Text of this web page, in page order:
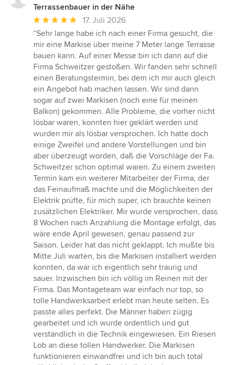
Terrassenbauer in der Nähe
Durchschnittliche
Bewertung:
5
von
5
Sternen
17. Juli 2026
“Sehr lange habe ich nach einer Firma gesucht, die
mir eine Markise über meine 7 Meter lange Terrasse
bauen kann. Auf einer Messe bin ich dann auf die
Firma Schweitzer gestoßen. Wir fanden sehr schnell
einen Beratungstermin, bei dem ich mir auch gleich
ein Angebot hab machen lassen. Wir sind dann
sogar auf zwei Markisen (noch eine für meinen
Balkon) gekommen. Alle Probleme, die vorher nicht
lösbar waren, konnten hier geklärt werden und
wurden mir als lösbar versprochen. Ich hatte doch
einige Zweifel und andere Vorstellungen und bin
aber überzeugt worden, daß die Vorschläge der Fa.
Schweitzer schon optimal waren. Zu einem zweiten
Termin kam ein weiterer Mitarbeiter der Firma, der
das Feinaufmaß machte und die Möglichkeiten der
Elektrik prüfte, für mich super, ich brauchte keinen
zusätzlichen Elektriker. Mir wurde versprochen, dass
8 Wochen nach Anzahlung die Montage erfolgt, das
wäre ende April gewesen, genau passend zur
Saison. Leider hat das nicht geklappt. Ich mußte bis
Mitte Juli warten, bis die Markisen installiert werden
konnten, da war ich eigentlich sehr traurig und
sauer. Inzwischen bin ich völlig im Reinen mit der
Firma. Das Montageteam war einfach nur top, so
tolle Handwerksarbeit erlebt man heute selten. Es
passte alles perfekt. Die Männer haben zügig
gearbeitet und ich wurde ordentlich und gut
verständlich in die Technik eingewiesen. Ein Riesen
Lob an diese tollen Handwerker. Die Markisen
funktionieren einwandfrei und ich bin auch total